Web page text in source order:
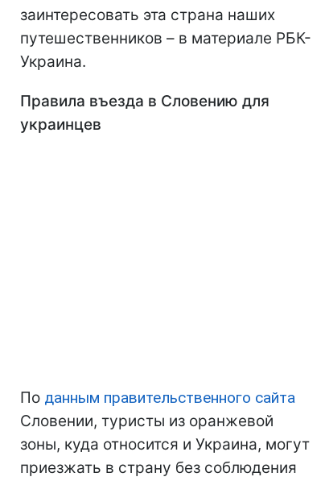
заинтересовать эта страна наших
путешественников – в материале РБК-
Украина.
Правила въезда в Словению для
украинцев
По данным правительственного сайта
Словении, туристы из оранжевой
зоны, куда относится и Украина, могут
приезжать в страну без соблюдения